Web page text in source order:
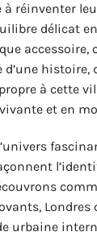
réinventer
délicat
accessoire,
histoire,
à cette
et en
Londres
urbaine